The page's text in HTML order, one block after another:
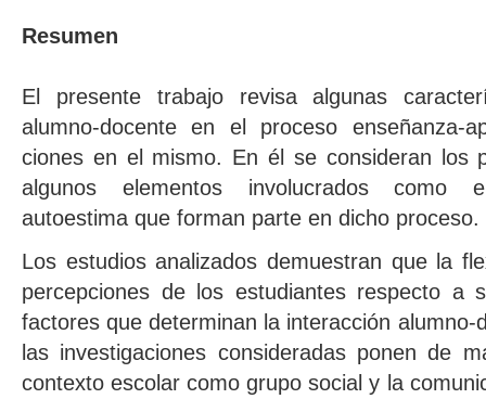
Resumen
El presente trabajo revisa algunas
alumno-docente en el proceso enseñanza-
ciones en el mismo. En él se consideran los
algunos elementos involucrados como
autoestima que forman parte en dicho proceso.
Los estudios analizados demuestran que la
percepciones de los estudiantes respecto a
factores que determinan la interacción
las investigaciones consideradas ponen de
contexto escolar como grupo social y la